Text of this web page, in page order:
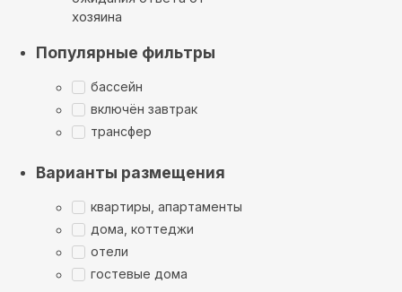
хозяина
Популярные фильтры
бассейн
включён завтрак
трансфер
Варианты размещения
квартиры, апартаменты
дома, коттеджи
отели
гостевые дома